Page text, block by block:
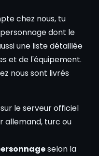
chez nous, tu
dont le
une liste détaillée
et de l'équipement.
nous sont livrés
sur le serveur officiel
allemand, turc ou
selon la